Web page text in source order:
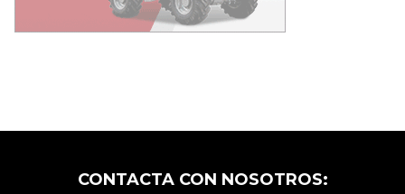
CONTACTA CON NOSOTROS: